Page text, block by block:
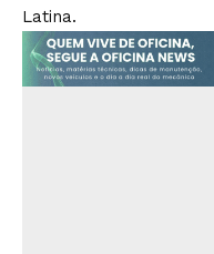
Latina.